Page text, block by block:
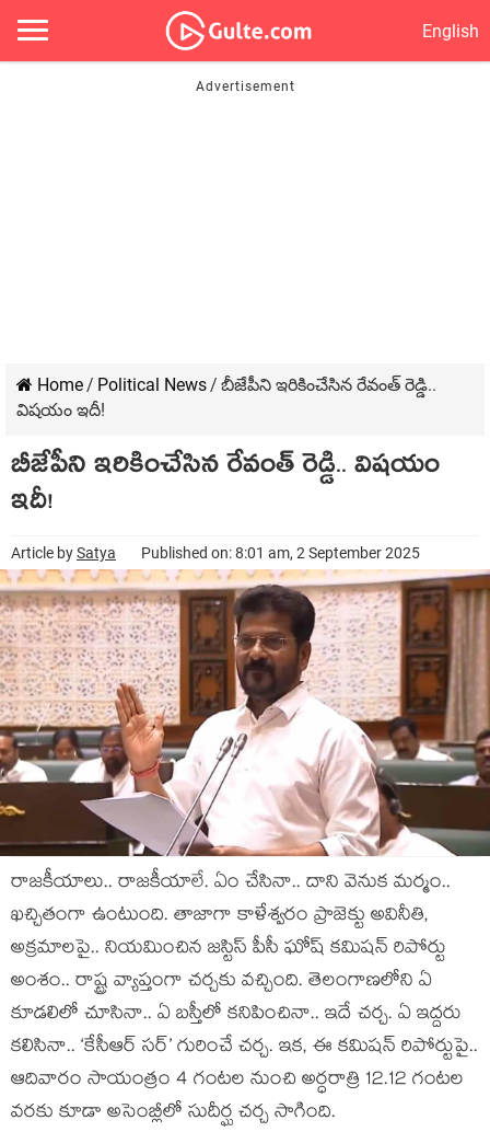
English
Home/ Political News/ బీజేపీని ఇరికించేసిన రేవంత్ రెడ్డి..
విష‌యం ఇదీ!
బీజేపీని ఇరికించేసిన రేవంత్ రెడ్డి.. విష‌యం
ఇదీ!
Article bySatya Published on: 8:01 am, 2 September 2025
రాజ‌కీయాలు.. రాజ‌కీయాలే. ఏం చేసినా.. దాని వెనుక మ‌ర్మం..
ఖ‌చ్చితంగా ఉంటుంది. తాజాగా కాళేశ్వ‌రం ప్రాజెక్టు అవినీతి,
అక్ర‌మాల‌పై.. నియ‌మించిన జ‌స్టిస్ పీసీ ఘోష్ క‌మిష‌న్ రిపోర్టు
అంశం.. రాష్ట్ర వ్యాప్తంగా చ‌ర్చ‌కు వ‌చ్చింది. తెలంగాణ‌లోని ఏ
కూడ‌లిలో చూసినా.. ఏ బ‌స్తీలో క‌నిపించినా.. ఇదే చ‌ర్చ‌. ఏ ఇద్ద‌రు
క‌లిసినా.. ‘కేసీఆర్ స‌ర్‌’ గురించే చ‌ర్చ‌. ఇక‌, ఈ క‌మిష‌న్ రిపోర్టుపై..
ఆదివారం సాయంత్రం 4 గంట‌ల నుంచి అర్ధ‌రాత్రి 12.12 గంట‌ల
వ‌రకు కూడా అసెంబ్లీలో సుదీర్ఘ చ‌ర్చ సాగింది.